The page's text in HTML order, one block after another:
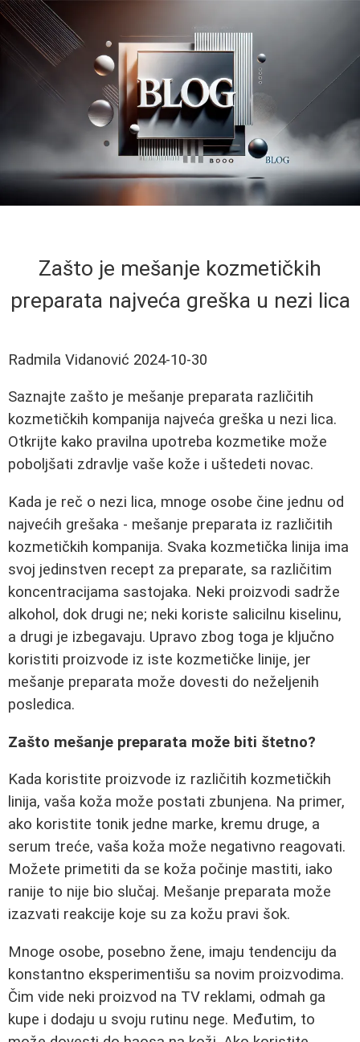
Zašto je mešanje kozmetičkih
preparata najveća greška u nezi lica
Radmila Vidanović 2024-10-30
Saznajte zašto je mešanje preparata različitih
kozmetičkih kompanija najveća greška u nezi lica.
Otkrijte kako pravilna upotreba kozmetike može
poboljšati zdravlje vaše kože i uštedeti novac.
Kada je reč o nezi lica, mnoge osobe čine jednu od
najvećih grešaka - mešanje preparata iz različitih
kozmetičkih kompanija. Svaka kozmetička linija ima
svoj jedinstven recept za preparate, sa različitim
koncentracijama sastojaka. Neki proizvodi sadrže
alkohol, dok drugi ne; neki koriste salicilnu kiselinu,
a drugi je izbegavaju. Upravo zbog toga je ključno
koristiti proizvode iz iste kozmetičke linije, jer
mešanje preparata može dovesti do neželjenih
posledica.
Zašto mešanje preparata može biti štetno?
Kada koristite proizvode iz različitih kozmetičkih
linija, vaša koža može postati zbunjena. Na primer,
ako koristite tonik jedne marke, kremu druge, a
serum treće, vaša koža može negativno reagovati.
Možete primetiti da se koža počinje mastiti, iako
ranije to nije bio slučaj. Mešanje preparata može
izazvati reakcije koje su za kožu pravi šok.
Mnoge osobe, posebno žene, imaju tendenciju da
konstantno eksperimentišu sa novim proizvodima.
Čim vide neki proizvod na TV reklami, odmah ga
kupe i dodaju u svoju rutinu nege. Međutim, to